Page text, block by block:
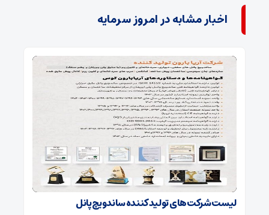
اخبار مشابه در امروز سرمایه
لیست شرکت‌های تولید کننده ساندویچ پانل